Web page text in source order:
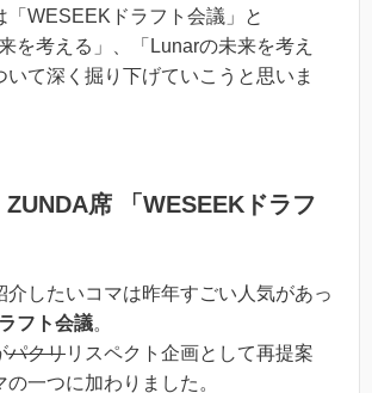
「WESEEKドラフト会議」と
を考える」、「Lunarの未来を考え
いて深く掘り下げていこうと思いま
ZUNDA席 「WESEEKドラフ
介したいコマは昨年すごい人気があっ
フト会議。
パクリリスペクト企画として再提案
の一つに加わりました。